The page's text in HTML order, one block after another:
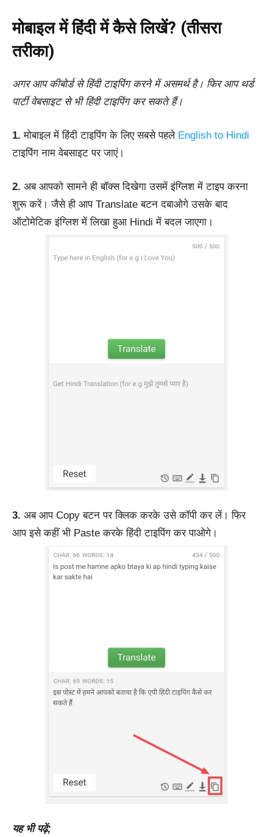
मोबाइल में हिंदी में कैसे लिखें? (तीसरा
तरीका)
अगर आप कीबोर्ड से हिंदी टाइपिंग करने में असमर्थ है। फिर आप थर्ड
पार्टी वेबसाइट से भी हिंदी टाइपिंग कर सकते हैं।
1. मोबाइल में हिंदी टाइपिंग के लिए सबसे पहले English to Hindi
टाइपिंग नाम वेबसाइट पर जाएं।
2. अब आपको सामने ही बॉक्स दिखेगा उसमें इंग्लिश में टाइप करना
शुरू करें। जैसे ही आप Translate बटन दबाओगे उसके बाद
ऑटोमेटिक इंग्लिश में लिखा हुआ Hindi में बदल जाएगा।
3. अब आप Copy बटन पर क्लिक करके उसे कॉपी कर लें। फिर
आप इसे कहीं भी Paste करके हिंदी टाइपिंग कर पाओगे।
यह भी पढ़ें;